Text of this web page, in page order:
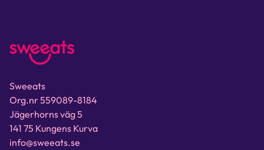
Sweeats
Org.nr 559089-8184
Jägerhorns väg 5
141 75 Kungens Kurva
info@sweeats.se